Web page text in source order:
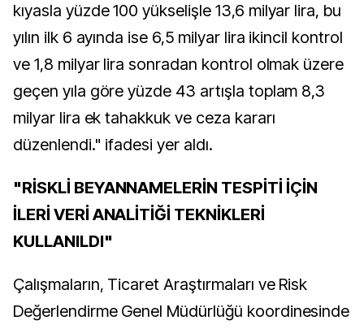
kıyasla yüzde 100 yükselişle 13,6 milyar lira, bu
yılın ilk 6 ayında ise 6,5 milyar lira ikincil kontrol
ve 1,8 milyar lira sonradan kontrol olmak üzere
geçen yıla göre yüzde 43 artışla toplam 8,3
milyar lira ek tahakkuk ve ceza kararı
düzenlendi." ifadesi yer aldı.
"RİSKLİ BEYANNAMELERİN TESPİTİ İÇİN
İLERİ VERİ ANALİTİĞİ TEKNİKLERİ
KULLANILDI"
Çalışmaların, Ticaret Araştırmaları ve Risk
Değerlendirme Genel Müdürlüğü koordinesinde